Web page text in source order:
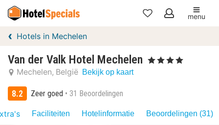
Mijn
menu
Hotels in Mechelen
Van der Valk Hotel Mechelen , 4 Sterren
Mechelen België Bekijk op kaart
8.2 Zeer goed 31 Beoordelingen
Faciliteiten Hotelinformatie Beoordelingen (31)